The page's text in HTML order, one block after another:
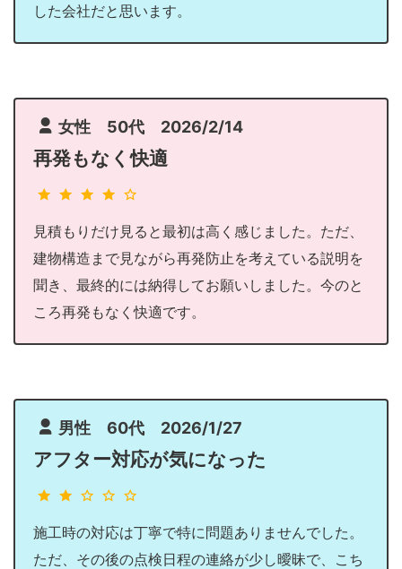
した会社だと思います。
女性 50代 2026/2/14
再発もなく快適
見積もりだけ見ると最初は高く感じました。ただ、
建物構造まで見ながら再発防止を考えている説明を
聞き、最終的には納得してお願いしました。今のと
ころ再発もなく快適です。
男性 60代 2026/1/27
アフター対応が気になった
施工時の対応は丁寧で特に問題ありませんでした。
ただ、その後の点検日程の連絡が少し曖昧で、こち